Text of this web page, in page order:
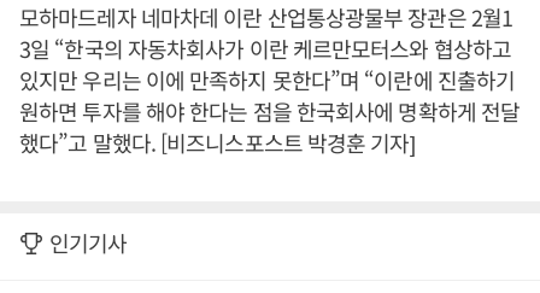
모하마드레자 네마차데 이란 산업통상광물부 장관은 2월1
3일 “한국의 자동차회사가 이란 케르만모터스와 협상하고
있지만 우리는 이에 만족하지 못한다”며 “이란에 진출하기
원하면 투자를 해야 한다는 점을 한국회사에 명확하게 전달
했다”고 말했다. [비즈니스포스트 박경훈 기자]
인기기사